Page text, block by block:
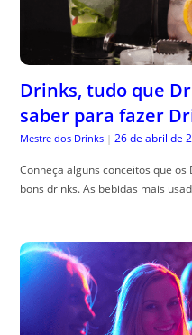
Drinks, tudo que
saber para fazer
Mestre dos Drinks | 26 de abril de
Conheça alguns conceitos que
bons drinks. As bebidas mais